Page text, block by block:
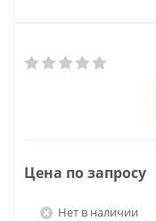
Цена по запросу
Нет в наличии